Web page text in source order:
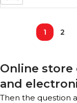
1 2
Online
and
Then the question